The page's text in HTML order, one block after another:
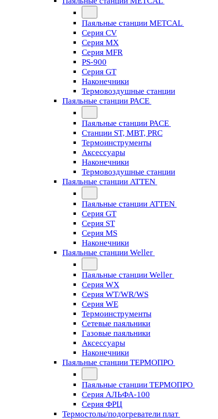
Паяльные станции METCAL
Серия CV
Серия MX
Серия MFR
PS-900
Серия GT
Наконечники
Термовоздушные станции
Паяльные станции PACE
Паяльные станции PACE
Станции ST, MBT, PRC
Термоинструменты
Аксессуары
Наконечники
Термовоздушные станции
Паяльные станции ATTEN
Паяльные станции ATTEN
Серия GT
Серия ST
Серия MS
Наконечники
Паяльные станции Weller
Паяльные станции Weller
Серия WX
Серия WT/WR/WS
Серия WE
Термоинструменты
Сетевые паяльники
Газовые паяльники
Аксессуары
Наконечники
Паяльные станции ТЕРМОПРО
Паяльные станции ТЕРМОПРО
Серия АЛЬФА-100
Серия ФРЦ
Термостолы/подогреватели плат